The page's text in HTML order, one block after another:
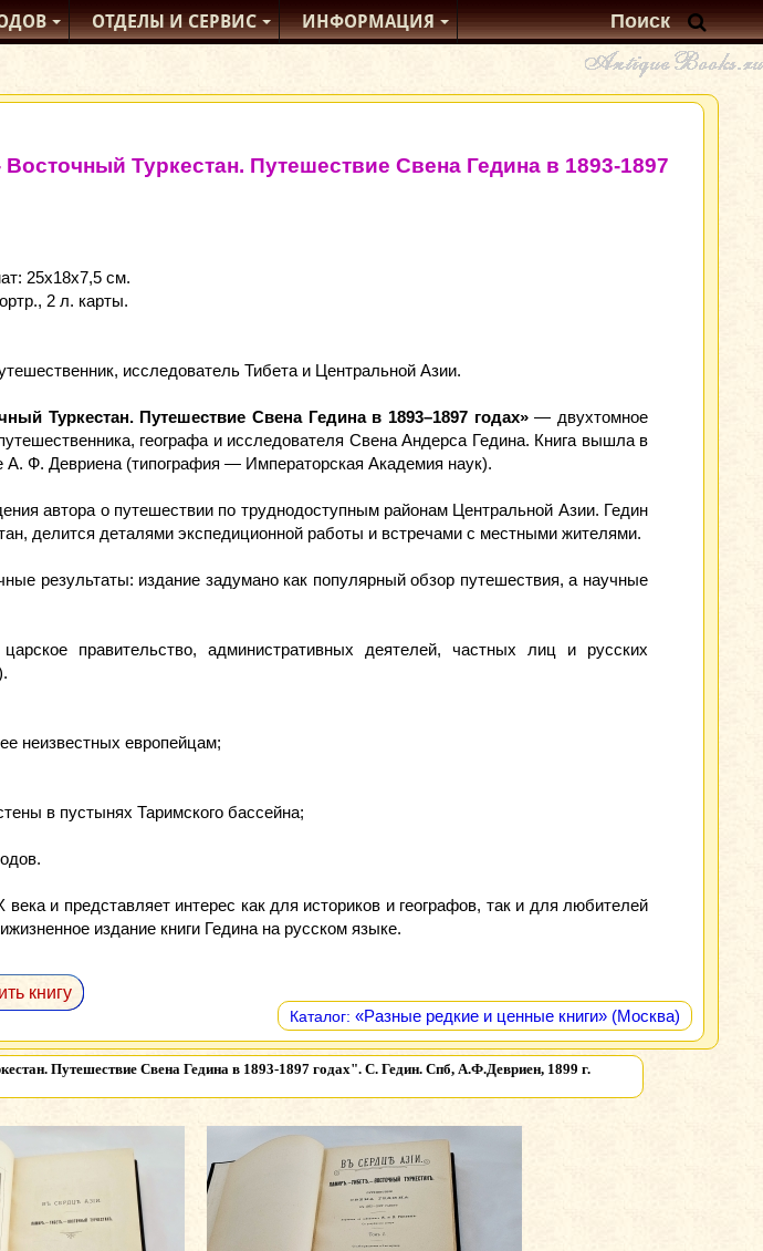
ОТДЕЛЫИ СЕРВИС ИНФОРМАЦИЯ
Туркестан. Путешествие Свена Гедина в 1893-1897
25x18x7,5 см.
2 л. карты.
исследователь Тибета и Центральной Азии.
Туркестан. Путешествие Свена Гедина в 1893–1897 годах»— двухтомное
географа и исследователя Свена Андерса Гедина. Книга вышла в
А. Ф. Девриена (типография — Императорская Академия наук).
автора о путешествии по труднодоступным районам Центральной Азии. Гедин
делится деталями экспедиционной работы и встречами с местными жителями.
результаты: издание задумано как популярный обзор путешествия, а научные
правительство, административных деятелей, частных лиц и русских
неизвестных европейцам;
в пустынях Таримского бассейна;
и представляет интерес как для историков и географов, так и для любителей
издание книги Гедина на русском языке.
книгу
Каталог: «Разные редкие и ценные книги» (Москва)
Путешествие Свена Гедина в 1893-1897 годах". С. Гедин. Спб, А.Ф.Девриен, 1899 г.